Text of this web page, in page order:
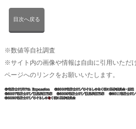
目次へ戻る
※数値等自社調査
※サイト内の画像や情報は自由に引用いただ
ページへのリンクをお願いいたします。